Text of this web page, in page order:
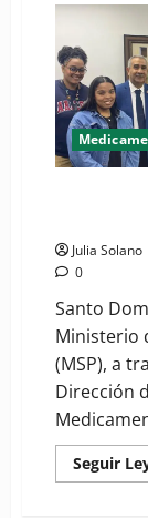
Julia Solano
0
Santo
Ministerio
(MSP), a
Dirección
Seguir